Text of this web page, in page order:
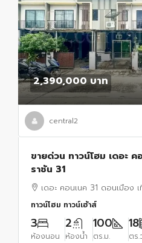
2,390,000 บาท
central2
ขายด่วน ทาวน์โฮม เดอะ
ราชัน 31
เดอะ คอนเนค 31 ดอนเมือง
ทาวน์โฮม ทาวน์เฮ้าส์
3
ห้องนอน
2
ห้องน้ำ
100
ตร.ม.
18
ตร.